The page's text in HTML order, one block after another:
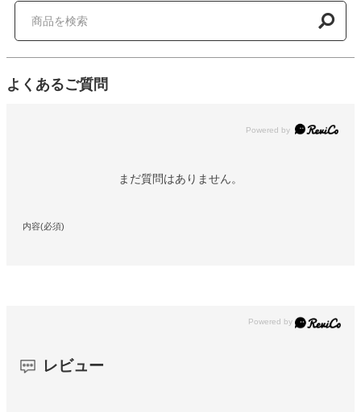
よくあるご質問
Powered by
まだ質問はありません。
内容(必須)
レビュー